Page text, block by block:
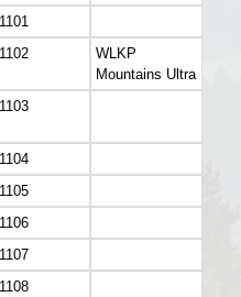
1101
1102
WLKP
Mountains Ultra
1103
1104
1105
1106
1107
1108